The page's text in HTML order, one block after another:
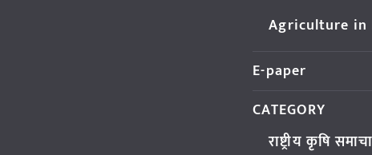
Agriculture in
E-paper
CATEGORY
राष्ट्रीय कृषि